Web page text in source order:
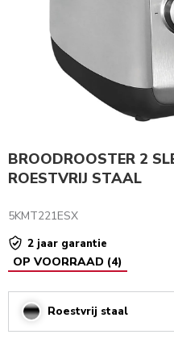
BROODROOSTER 2
ROESTVRIJ STAAL
5KMT221ESX
2 jaar garantie
OP VOORRAAD (4)
Roestvrij staal